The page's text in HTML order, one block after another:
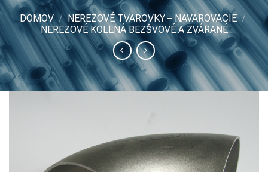
DOMOV / NEREZOVÉ TVAROVKY – NAVAROVACIE /
NEREZOVÉ KOLENÁ BEZŠVOVÉ A ZVÁRANÉ